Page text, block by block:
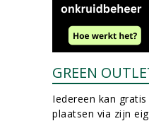
GREEN
Iedereen kan
plaatsen via zijn